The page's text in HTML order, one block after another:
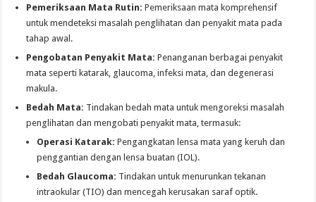
Pemeriksaan Mata Rutin: Pemeriksaan mata komprehensif
untuk mendeteksi masalah penglihatan dan penyakit mata pada
tahap awal.
Pengobatan Penyakit Mata: Penanganan berbagai penyakit
mata seperti katarak, glaucoma, infeksi mata, dan degenerasi
makula.
Bedah Mata: Tindakan bedah mata untuk mengoreksi masalah
penglihatan dan mengobati penyakit mata, termasuk:
Operasi Katarak: Pengangkatan lensa mata yang keruh dan
penggantian dengan lensa buatan (IOL).
Bedah Glaucoma: Tindakan untuk menurunkan tekanan
intraokular (TIO) dan mencegah kerusakan saraf optik.